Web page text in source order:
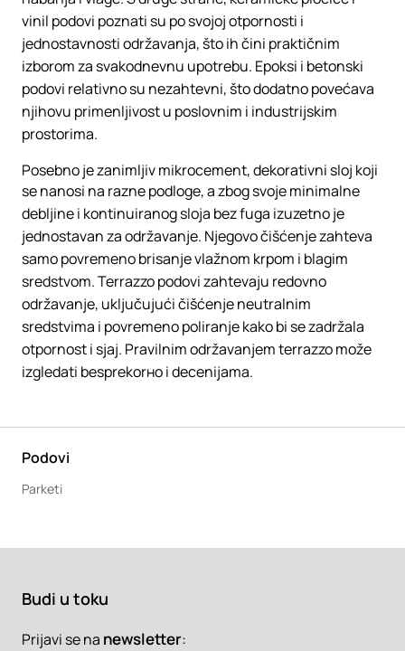
vinil podovi poznati su po svojoj otpornosti i
jednostavnosti održavanja, što ih čini praktičnim
izborom za svakodnevnu upotrebu. Epoksi i betonski
podovi relativno su nezahtevni, što dodatno povećava
njihovu primenljivost u poslovnim i industrijskim
prostorima.
Posebno je zanimljiv mikrocement, dekorativni sloj koji
se nanosi na razne podloge, a zbog svoje minimalne
debljine i kontinuiranog sloja bez fuga izuzetno je
jednostavan za održavanje. Njegovo čišćenje zahteva
samo povremeno brisanje vlažnom krpom i blagim
sredstvom. Terrazzo podovi zahtevaju redovno
održavanje, uključujući čišćenje neutralnim
sredstvima i povremeno poliranje kako bi se zadržala
otpornost i sjaj. Pravilnim održavanjem terrazzo može
izgledati besprekorно i decenijama.
Podovi
Parketi
Budi u toku
Prijavi se na newsletter: